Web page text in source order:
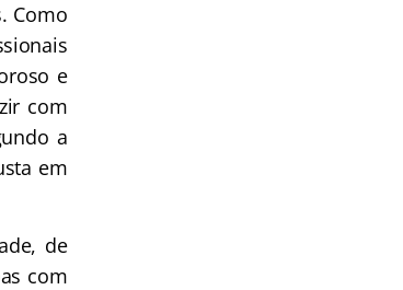
Como
e
com
a
em
de
com